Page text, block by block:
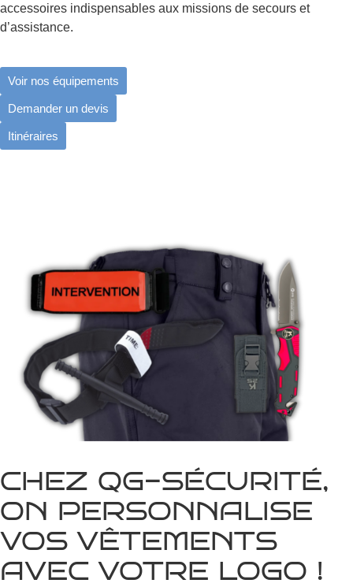
accessoires indispensables aux missions de secours et
d’assistance.
Voir nos équipements
Demander un devis
Itinéraires
CHEZ QG-SÉCURITÉ,
ON PERSONNALISE
VOS VÊTEMENTS
AVEC VOTRE LOGO !